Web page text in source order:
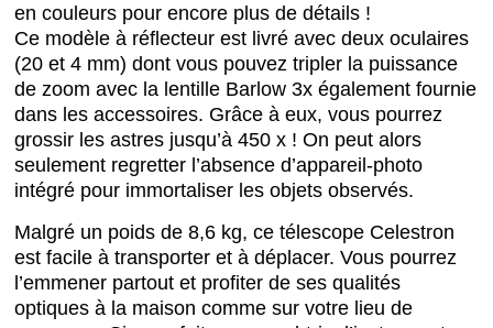
en couleurs pour encore plus de détails !
Ce modèle à réflecteur est livré avec deux oculaires
(20 et 4 mm) dont vous pouvez tripler la puissance
de zoom avec la lentille Barlow 3x également fournie
dans les accessoires. Grâce à eux, vous pourrez
grossir les astres jusqu’à 450 x ! On peut alors
seulement regretter l’absence d’appareil-photo
intégré pour immortaliser les objets observés.
Malgré un poids de 8,6 kg, ce télescope Celestron
est facile à transporter et à déplacer. Vous pourrez
l’emmener partout et profiter de ses qualités
optiques à la maison comme sur votre lieu de